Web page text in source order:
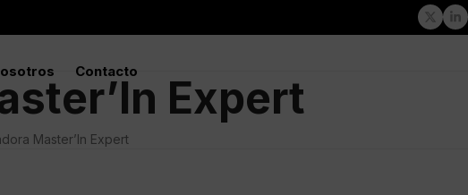
Contacto
Expert
Master’In Expert